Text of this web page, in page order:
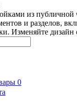
из
и разделов,
Изменяйте дизайн
0